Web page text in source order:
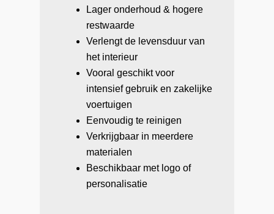
Lager onderhoud & hogere
restwaarde
Verlengt de levensduur van
het interieur
Vooral geschikt voor
intensief gebruik en zakelijke
voertuigen
Eenvoudig te reinigen
Verkrijgbaar in meerdere
materialen
Beschikbaar met logo of
personalisatie